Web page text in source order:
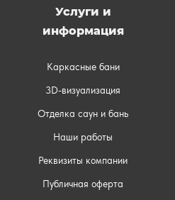
Услуги и
информация
Каркасные бани
3D-визуализация
Отделка саун и бань
Наши работы
Реквизиты компании
Публичная оферта